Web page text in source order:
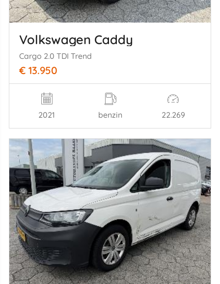
Volkswagen Caddy
Cargo 2.0 TDI Trend
€ 13.950
2021 benzin 22.269